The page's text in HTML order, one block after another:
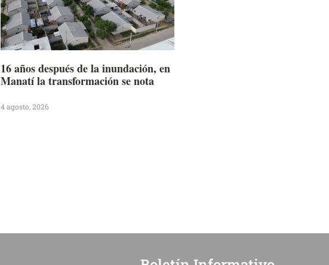
16 años después de la inundación, en
Manatí la transformación se nota
4 agosto, 2026